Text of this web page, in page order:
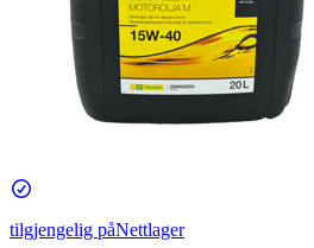
tilgjengelig påNettlager